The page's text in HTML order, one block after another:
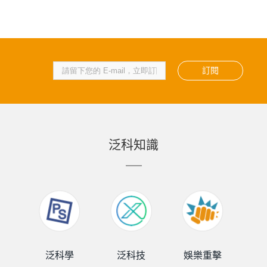
訂閱
泛科知識
泛科學 泛科技 娛樂重擊